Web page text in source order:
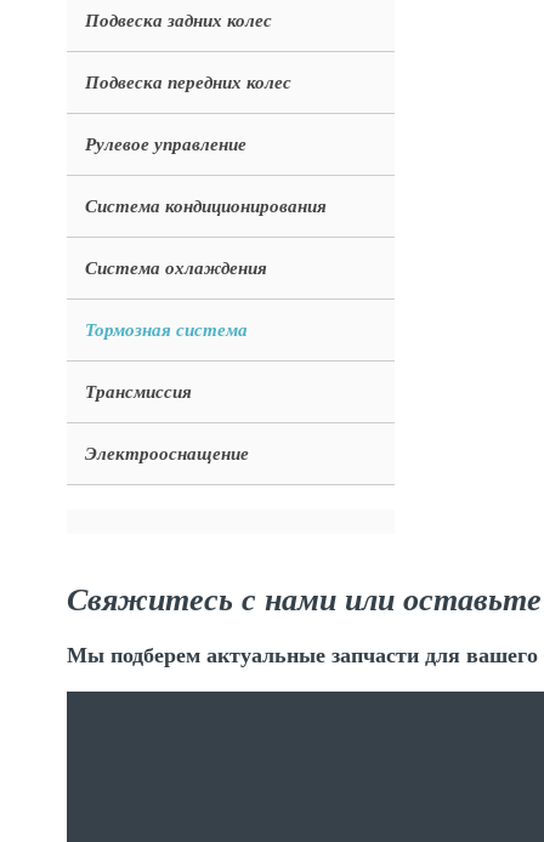
Подвеска задних колес
Подвеска передних колес
Рулевое управление
Система кондиционирования
Система охлаждения
Тормозная система
Трансмиссия
Электрооснащение
Свяжитесь с нами или оставьте
Мы подберем актуальные запчасти для вашего